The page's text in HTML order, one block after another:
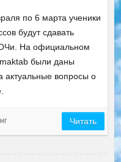
по 6 марта ученики
будут сдавать
На официальном
были даны
актуальные вопросы о
Читать